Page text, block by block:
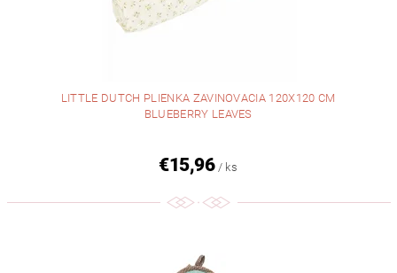
LITTLE DUTCH PLIENKA ZAVINOVACIA 120X120 CM
BLUEBERRY LEAVES
€15,96 / ks